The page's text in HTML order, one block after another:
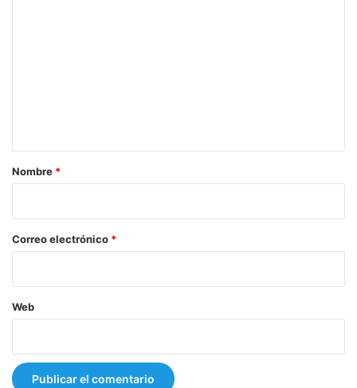
r
*
Nombre *
Correo electrónico *
Web